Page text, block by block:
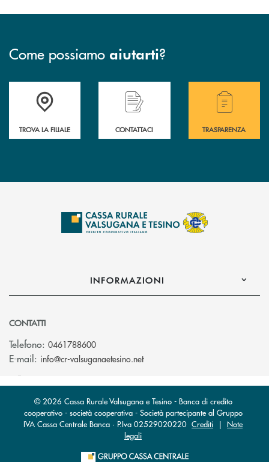
Come possiamo aiutarti?
Accedi all' elenco completo delle filiali .
TROVA LA FILIALE
Hai bisogno di assistenza immediata?
CONTATTACI
Hai bisogno di
TRASPARENZA
INFORMAZIONI
CONTATTI
Telefono: 0461788600
E-mail: info@cr-valsuganaetesino.net(si apre l’app di posta
© 2026 Cassa Rurale Valsugana e Tesino - Banca di credito
cooperativo - società cooperativa - Società partecipante al Gruppo
IVA Cassa Centrale Banca · P.Iva 02529020220 Crediti | Note
legali